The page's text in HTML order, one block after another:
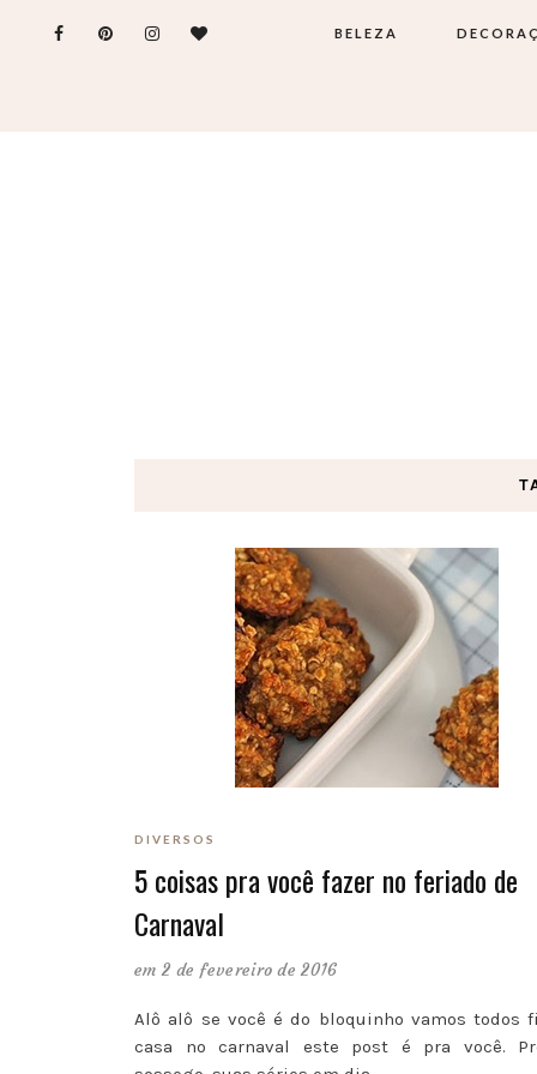
BELEZA
DIVERSOS
5 coisas pra você fazer no feriado de
Carnaval
em 2 de fevereiro de 2016
Alô alô se você é do bloquinho vamos todos
casa no carnaval este post é pra você.